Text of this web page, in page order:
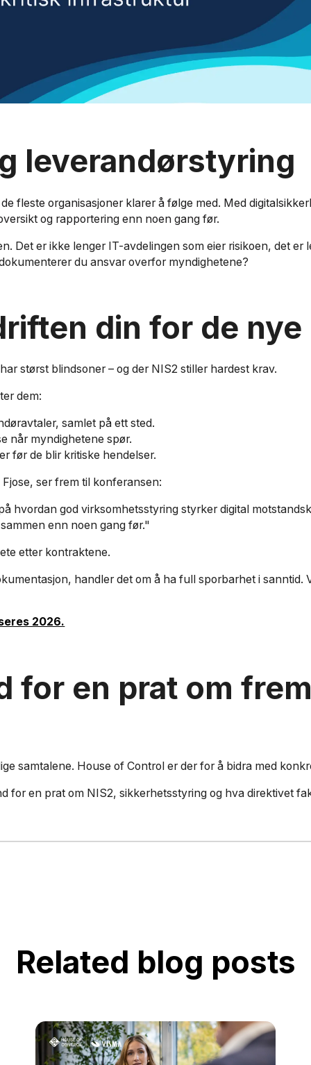
leverandørstyring
fleste organisasjoner klarer å følge med. Med
og rapportering enn noen gang før.
Det er ikke lenger IT-avdelingen som eier risikoen, det er
du ansvar overfor myndighetene?
din for de nye
størst blindsoner – og der NIS2 stiller hardest krav.
dem:
samlet på ett sted.
når myndighetene spør.
før de blir kritiske hendelser.
ser frem til konferansen:
hvordan god virksomhetsstyring styrker digital
enn noen gang før."
etter kontraktene.
handler det om å ha full sporbarhet i
2026.
for en prat om
samtalene. House of Control er der for å bidra med
for en prat om NIS2, sikkerhetsstyring og hva direktivet
Related blog posts